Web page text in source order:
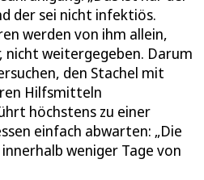
der sei nicht infektiös.
werden von ihm allein,
nicht weitergegeben. Darum
den Stachel mit
Hilfsmitteln
höchstens zu einer
einfach abwarten: „Die
weniger Tage von